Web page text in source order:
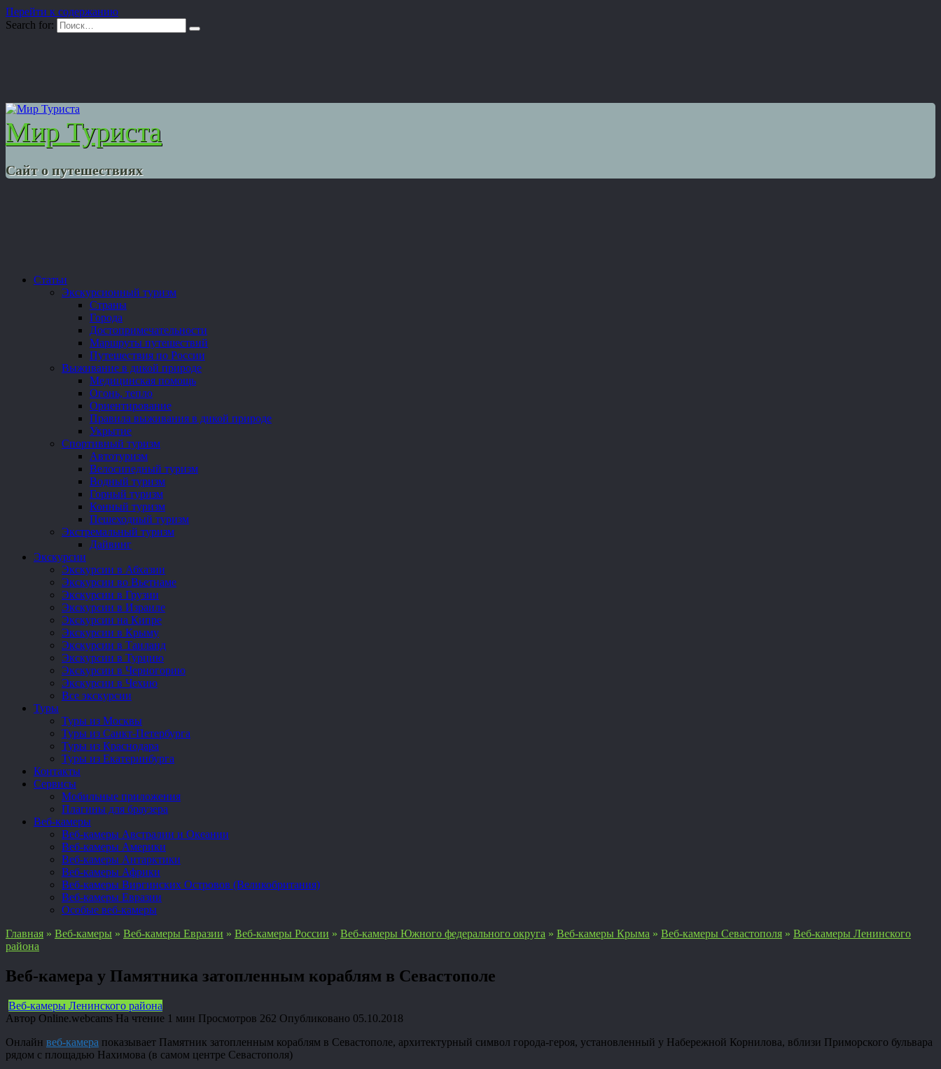
Перейти к содержанию
Search for:
Мир Туриста
Сайт о путешествиях
Статьи
Экскурсионный туризм
Страны
Города
Достопримечательности
Маршруты путешествий
Путешествия по России
Выживание в дикой природе
Медицинская помощь
Огонь, тепло
Ориентирование
Правила выживания в дикой природе
Укрытие
Спортивный туризм
Автотуризм
Велосипедный туризм
Водный туризм
Горный туризм
Конный туризм
Пешеходный туризм
Экстремальный туризм
Дайвинг
Экскурсии
Экскурсии в Абхазии
Экскурсии во Вьетнаме
Экскурсии в Грузии
Экскурсии в Израиле
Экскурсии на Кипре
Экскурсии в Крыму
Экскурсии в Таиланд
Экскурсии в Турцию
Экскурсии в Черногорию
Экскурсии в Чехию
Все экскурсии
Туры
Туры из Москвы
Туры из Санкт-Петербурга
Туры из Краснодара
Туры из Екатеринбурга
Контакты
Сервисы
Мобильные приложения
Плагины для браузера
Веб-камеры
Веб-камеры Австралии и Океании
Веб-камеры Америки
Веб-камеры Антарктики
Веб-камеры Африки
Веб-камеры Виргинских Островов (Великобритания)
Веб-камеры Евразии
Особые веб-камеры
Главная » Веб-камеры » Веб-камеры Евразии » Веб-камеры России » Веб-камеры Южного федерального округа » Веб-камеры Крыма » Веб-камеры Севастополя » Веб-камеры Ленинского
района
Веб-камера у Памятника затопленным кораблям в Севастополе
Веб-камеры Ленинского района
Автор Online.webcams На чтение 1 мин Просмотров 262 Опубликовано 05.10.2018
Онлайн веб-камера показывает Памятник затопленным кораблям в Севастополе, архитектурный символ города-героя, установленный у Набережной Корнилова, вблизи Приморского бульвара
рядом с площадью Нахимова (в самом центре Севастополя)